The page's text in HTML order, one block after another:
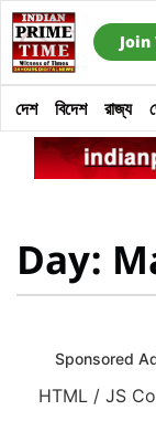
দেশ বিদেশ রাজ্য
Day:
Sponsored
HTML / JS